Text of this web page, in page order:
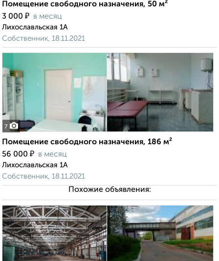
Помещение свободного назначения, 50 м²
3 000 ₽ в месяц
Лихославльская 1А
Собственник, 18.11.2021
7
Помещение свободного назначения, 186 м²
56 000 ₽ в месяц
Лихославльская 1А
Собственник, 18.11.2021
Похожие объявления: